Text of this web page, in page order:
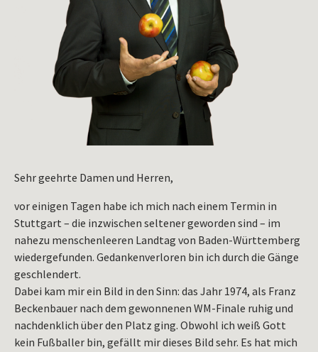
Sehr geehrte Damen und Herren,
vor einigen Tagen habe ich mich nach einem Termin in
Stuttgart – die inzwischen seltener geworden sind – im
nahezu menschenleeren Landtag von Baden-Württemberg
wiedergefunden. Gedankenverloren bin ich durch die Gänge
geschlendert.
Dabei kam mir ein Bild in den Sinn: das Jahr 1974, als Franz
Beckenbauer nach dem gewonnenen WM-Finale ruhig und
nachdenklich über den Platz ging. Obwohl ich weiß Gott
kein Fußballer bin, gefällt mir dieses Bild sehr. Es hat mich